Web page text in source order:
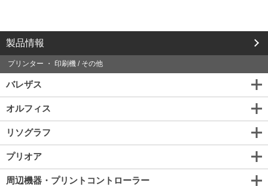
せ
は
こ
ち
ら
か
ら
製品情報
プリンター ・ 印刷機 / その他
バレザス
オルフィス
リソグラフ
プリオア
周辺機器・プリントコントローラー